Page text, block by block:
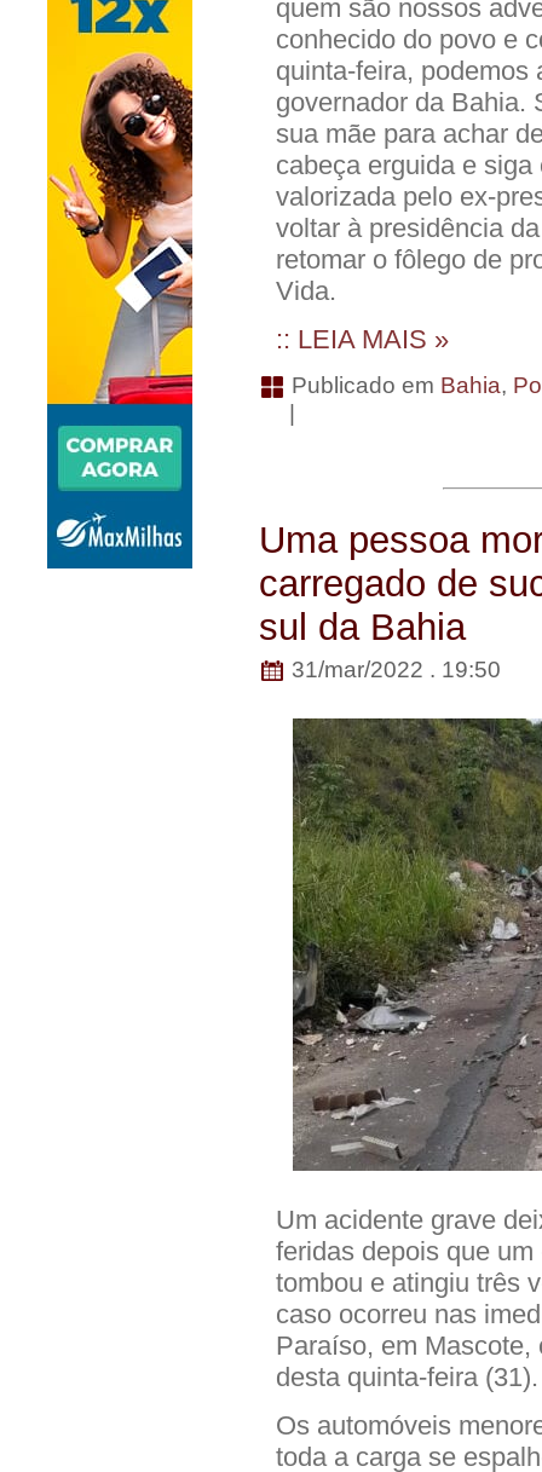
quem são nossos
conhecido do povo e
quinta-feira, podemos
governador da Bahia.
sua mãe para achar
cabeça erguida e siga
valorizada pelo ex-
voltar à presidência
retomar o fôlego de
Vida.
:: LEIA MAIS »
Publicado em Bahia,
Uma pessoa
carregado de
sul da Bahia
31/mar/2022 . 19:50
Um acidente grave
feridas depois que
tombou e atingiu três
caso ocorreu nas
Paraíso, em
desta quinta-feira (31).
Os automóveis
toda a carga se